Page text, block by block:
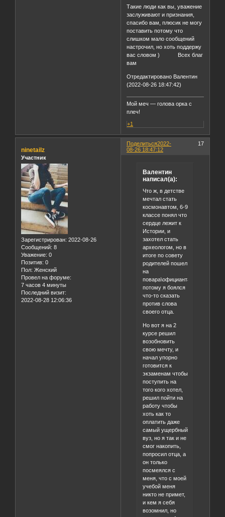
Такие люди как вы, уважение
заслуживают и признания,
спасибо вам, плюсик не могу
поставить потому что
слишком мало сообщений
настрочил, но хоть поддержу
вас словом ) Всех благ
вам
Отредактировано Валентин
(2022-08-26 18:47:42)
Мой меч — голова орка с
плеч!
+1
Поделиться 17
2022-
08-26 18:47:12
ninetailz
Участник
Зарегистрирован: 2022-08-26
Сообщений: 8
Уважение: 0
Позитив: 0
Пол: Женский
Провел на форуме:
7 часов 4 минуты
Последний визит:
2022-08-28 12:06:36
Валентин
написал(а):
Что ж, в детстве
мечтал стать
космонавтом, 6-9
классе понял что
сердце лежит к
Истории, и
захотел стать
археологом, но в
итоге по совету
родителей пошел
на
повара\официанта,
потому я боялся
что-то сказать
против слова
своего отца.
Но вот я на 2
курсе решил
возобновить
свою мечту, и
начал упорно
готовится к
экзаменам чтобы
поступить на
того кого хотел,
решил пойти на
работу чтобы
хоть как то
оплатить даже
самый ущербный
вуз, но я так и не
смог накопить,
попросил отца, а
он только
посмеялся с
меня, что с моей
учебой меня
никто не примет,
и кем я себя
возомнил, но